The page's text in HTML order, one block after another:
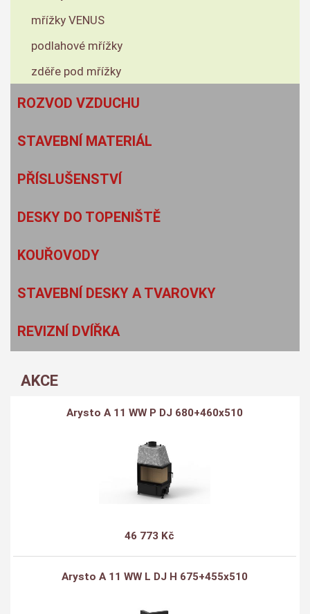
mřížky VENUS
podlahové mřížky
zděře pod mřížky
ROZVOD VZDUCHU
STAVEBNÍ MATERIÁL
PŘÍSLUŠENSTVÍ
DESKY DO TOPENIŠTĚ
KOUŘOVODY
STAVEBNÍ DESKY A TVAROVKY
REVIZNÍ DVÍŘKA
AKCE
Arysto A 11 WW P DJ 680+460x510
46 773 Kč
Arysto A 11 WW L DJ H 675+455x510